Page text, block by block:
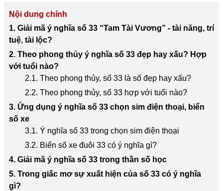
Nội dung chính
1. Giải mã ý nghĩa số 33 “Tam Tài Vương” - tài năng, trí
tuệ, tài lộc?
2. Theo phong thủy ý nghĩa số 33 đẹp hay xấu? Hợp
với tuổi nào?
2.1. Theo phong thủy, số 33 là số đẹp hay xấu?
2.2. Theo phong thủy, số 33 hợp với tuổi nào?
3. Ứng dụng ý nghĩa số 33 chọn sim điện thoại, biển
số xe
3.1. Ý nghĩa số 33 trong chọn sim điện thoại
3.2. Biển số xe đuôi 33 có ý nghĩa gì?
4. Giải mã ý nghĩa số 33 trong thần số học​
5. Trong giấc mơ sự xuất hiện của số 33 có ý nghĩa
gì?